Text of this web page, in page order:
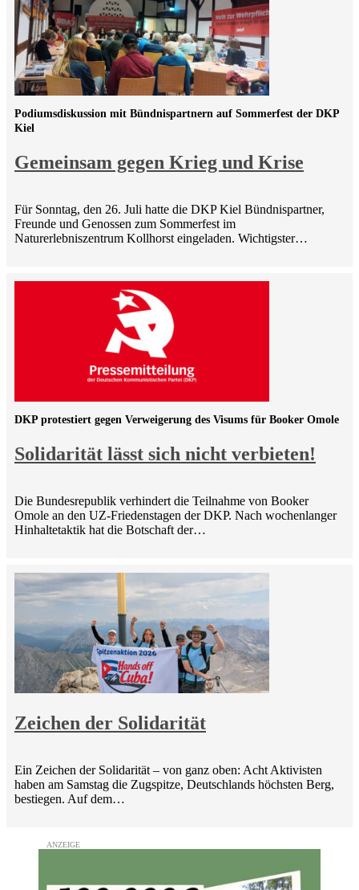
Gemeinsam gegen Krieg und Krise
Podiumsdiskussion mit Bündnispartnern auf Sommerfest der DKP
Kiel
Für Sonntag, den 26. Juli hatte die DKP Kiel Bündnispartner,
Freunde und Genossen zum Sommerfest im
Naturerlebniszentrum Kollhorst eingeladen. Wichtigster…
Solidarität lässt sich nicht verbieten!
DKP protestiert gegen Verweigerung des Visums für Booker Omole
Die Bundesrepublik verhindert die Teilnahme von Booker
Omole an den UZ-Friedenstagen der DKP. Nach wochenlanger
Hinhaltetaktik hat die Botschaft der…
Zeichen der Solidarität
Ein Zeichen der Solidarität – von ganz oben: Acht Aktivisten
haben am Samstag die Zugspitze, Deutschlands höchsten Berg,
bestiegen. Auf dem…